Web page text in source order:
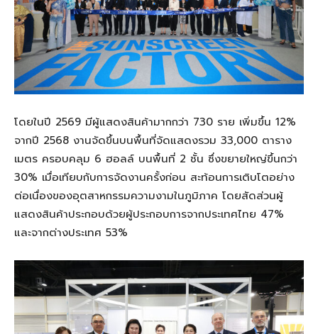
โดยในปี 2569 มีผู้แสดงสินค้ามากกว่า 730 ราย เพิ่มขึ้น 12%
จากปี 2568 งานจัดขึ้นบนพื้นที่จัดแสดงรวม 33,000 ตาราง
เมตร ครอบคลุม 6 ฮอลล์ บนพื้นที่ 2 ชั้น ซึ่งขยายใหญ่ขึ้นกว่า
30% เมื่อเทียบกับการจัดงานครั้งก่อน สะท้อนการเติบโตอย่าง
ต่อเนื่องของอุตสาหกรรมความงามในภูมิภาค โดยสัดส่วนผู้
แสดงสินค้าประกอบด้วยผู้ประกอบการจากประเทศไทย 47%
และจากต่างประเทศ 53%